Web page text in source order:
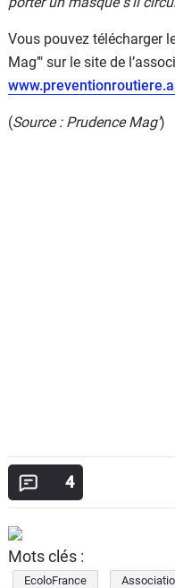
Vous pouvez télécharger
Mag’" sur le site de
(Source : Prudence Mag’)
4
Mots clés :
EcoloFrance